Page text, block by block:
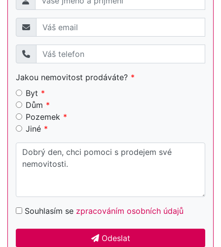
Jakou nemovitost prodáváte?
Byt
Dům
Pozemek
Jiné
Souhlasím se zpracováním osobních údajů
Odeslat